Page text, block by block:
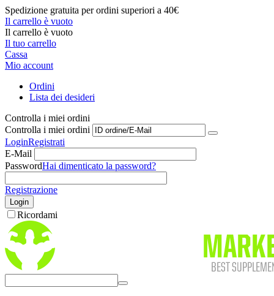
Spedizione gratuita per ordini superiori a 40€
Il carrello è vuoto
Il carrello è vuoto
Il tuo carrello
Cassa
Mio account
Ordini
Lista dei desideri
Controlla i miei ordini
Controlla i miei ordini
LoginRegistrati
E-Mail
PasswordHai dimenticato la password?
Registrazione
Login
Ricordami